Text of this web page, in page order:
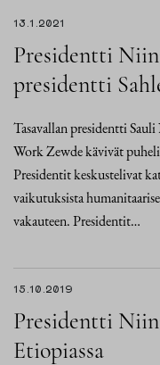
13.1.2021
Presidentti
presidentti
Tasavallan presidentti
Work Zewde kävivät
Presidentit keskustelivat
vaikutuksista
vakauteen. Presidentit…
15.10.2019
Presidentti
Etiopiassa